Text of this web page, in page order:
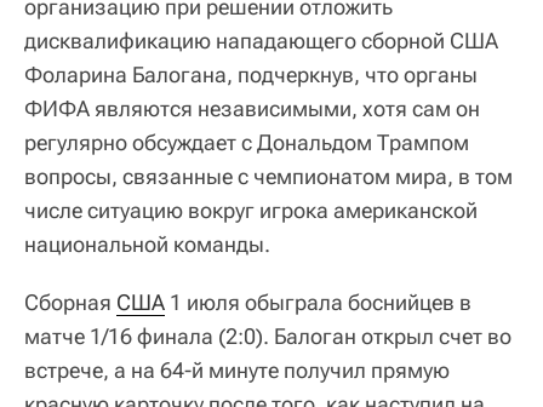
организацию при решении отложить
дисквалификацию нападающего сборной США
Фоларина Балогана, подчеркнув, что органы
ФИФА являются независимыми, хотя сам он
регулярно обсуждает с Дональдом Трампом
вопросы, связанные с чемпионатом мира, в том
числе ситуацию вокруг игрока американской
национальной команды.
Сборная США 1 июля обыграла боснийцев в
матче 1/16 финала (2:0). Балоган открыл счет во
встрече, а на 64-й минуте получил прямую